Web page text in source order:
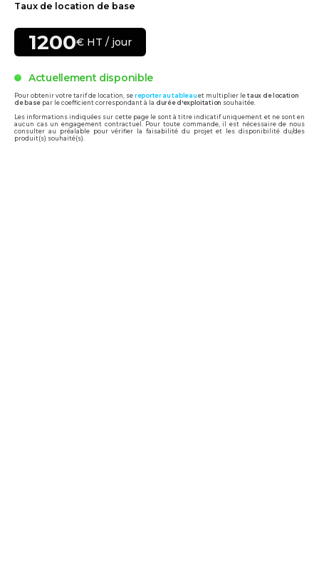
Taux de location de base
1200€ HT / jour
Actuellement disponible
Pour obtenir votre tarif de location, se reporter au tableau et multiplier letaux de location
de basepar le coefficient correspondant à la durée d'exploitation souhaitée.
Les informations indiquées sur cette page le sont à titre indicatif uniquement et ne sont en
aucun cas un engagement contractuel. Pour toute commande, il est nécessaire de nous
consulter au préalable pour vérifier la faisabilité du projet et les disponibilité du/des
produit(s) souhaité(s).